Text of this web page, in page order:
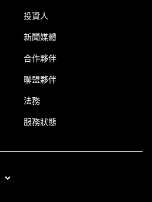
投資人
新聞媒體
合作夥伴
聯盟夥伴
法務
服務狀態